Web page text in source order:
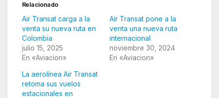
Relacionado
Air Transat carga a la
venta su nueva ruta en
Colombia
julio 15, 2025
En «Aviacion»
Air Transat pone a la
venta una nueva ruta
internacional
noviembre 30, 2024
En «Aviacion»
La aerolínea Air Transat
retoma sus vuelos
estacionales en